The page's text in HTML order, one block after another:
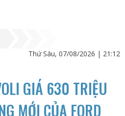
Thứ Sáu, 07/08/2026 | 21:12
GIÁ 630 TRIỆU
MỚI CỦA FORD